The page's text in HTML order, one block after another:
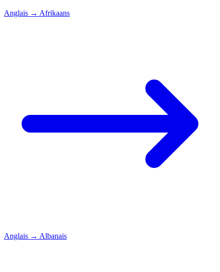
Anglais → Afrikaans
Anglais → Albanais